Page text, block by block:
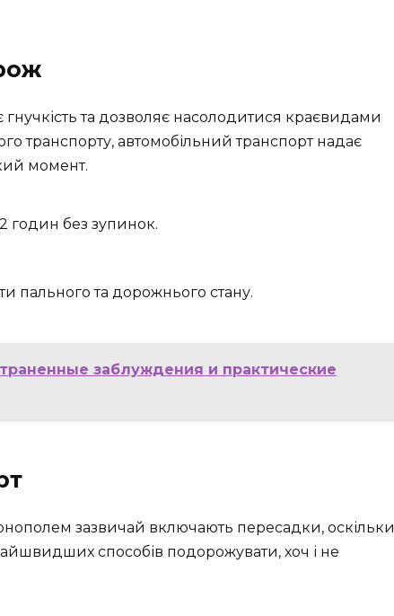
та дозволяє насолодитися краєвидами
транспорту, автомобільний транспорт надає
момент.
годин без зупинок.
пального та дорожнього стану.
заблуждения и практические
зазвичай включають пересадки, оскільки
способів подорожувати, хоч і не